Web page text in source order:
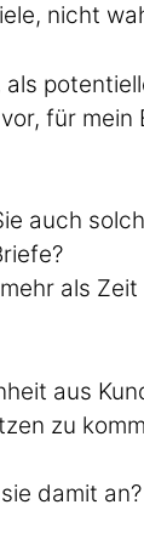
nicht
für mein
auch
als
aus
zu
damit an?